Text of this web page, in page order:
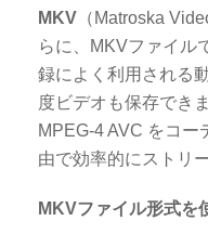
MKV （Matroska
らに、MKVファイル
録によく利用される
度ビデオも保存でき
MPEG-4 AVC をコ
由で効率的にストリ
MKVファイル形式を